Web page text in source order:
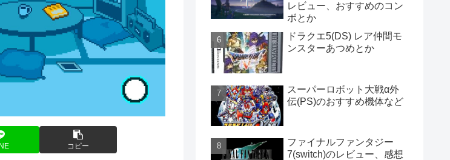
コピー
レビュー、おすすめのコン
ボとか
ドラクエ5(DS) レア仲間モ
ンスターあつめとか
スーパーロボット大戦α外
伝(PS)のおすすめ機体など
ファイナルファンタジー
7(switch)のレビュー、感想